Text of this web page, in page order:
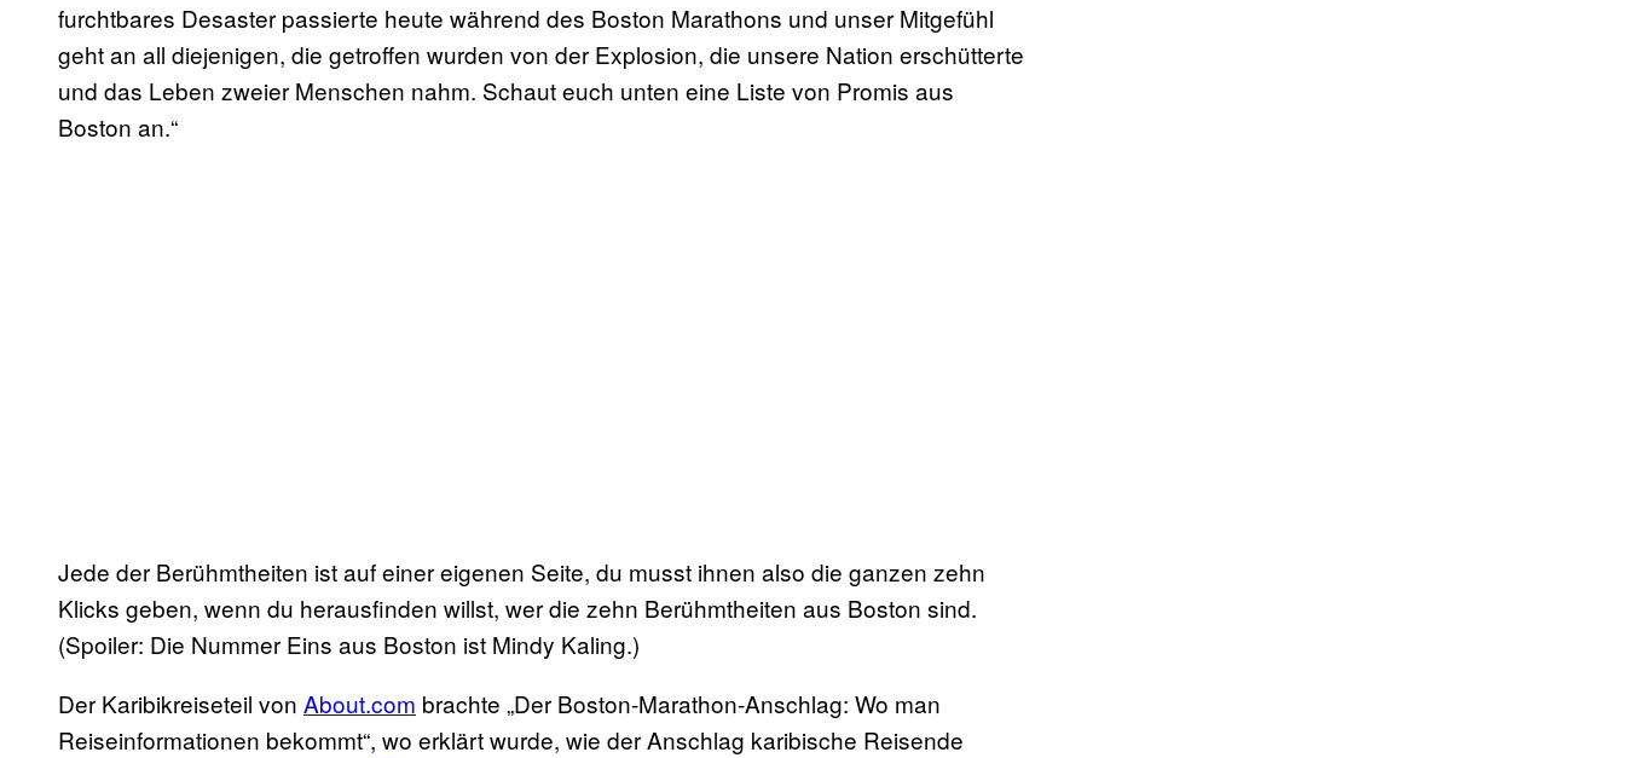
furchtbares Desaster passierte heute während des Boston Marathons und unser Mitgefühl
geht an all diejenigen, die getroffen wurden von der Explosion, die unsere Nation erschütterte
und das Leben zweier Menschen nahm. Schaut euch unten eine Liste von Promis aus
Boston an.“
Jede der Berühmtheiten ist auf einer eigenen Seite, du musst ihnen also die ganzen zehn
Klicks geben, wenn du herausfinden willst, wer die zehn Berühmtheiten aus Boston sind.
(Spoiler: Die Nummer Eins aus Boston ist Mindy Kaling.)
Der Karibikreiseteil von About.com brachte „Der Boston-Marathon-Anschlag: Wo man
Reiseinformationen bekommt“, wo erklärt wurde, wie der Anschlag karibische Reisende